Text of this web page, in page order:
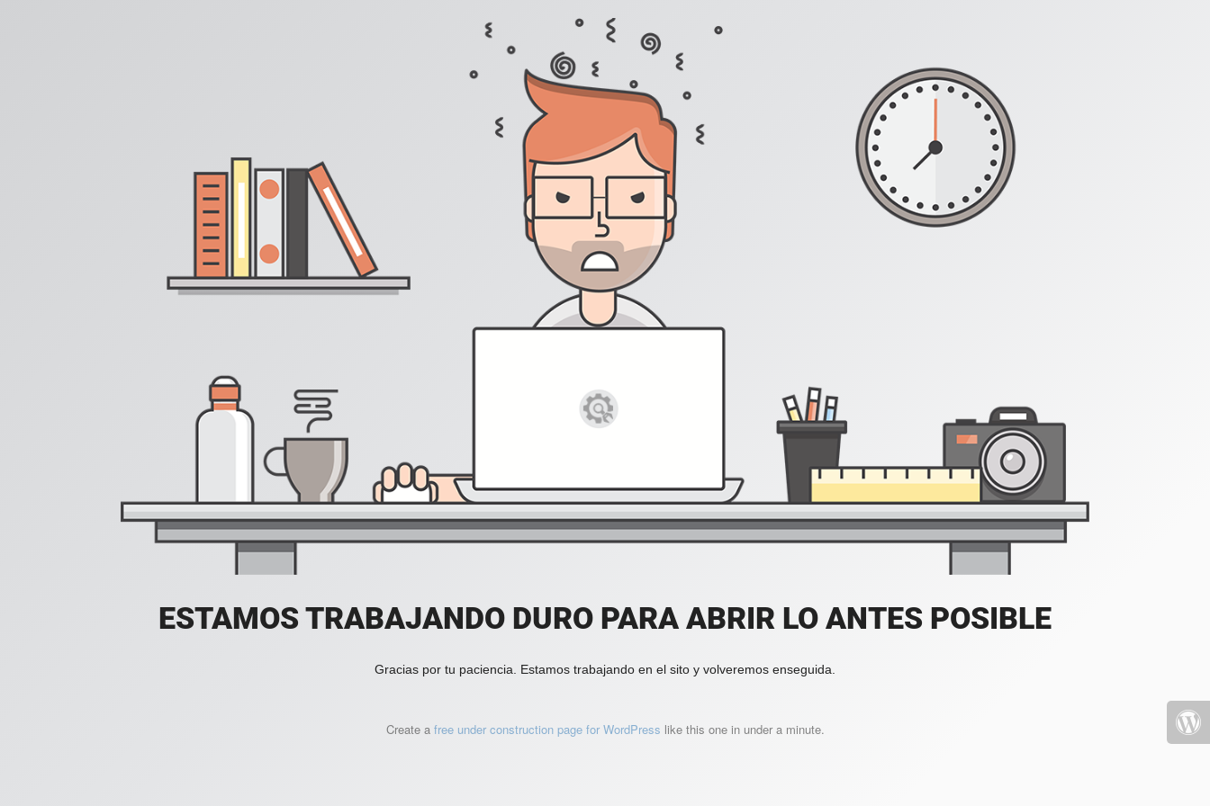
ESTAMOS TRABAJANDO DURO PARA ABRIR LO ANTES POSIBLE
Gracias por tu paciencia. Estamos trabajando en el sito y volveremos enseguida.
Create a free under construction page for WordPress like this one in under a minute.